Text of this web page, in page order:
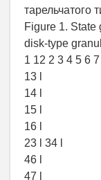
тарельчатого
Figure 1. State
disk-type
1 12 2 3 4 5 6 7 l
13 l
14 l
15 l
16 l
23 l 34 l
46 l
47 l